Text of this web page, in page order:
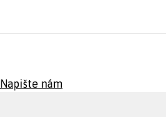
Napište nám